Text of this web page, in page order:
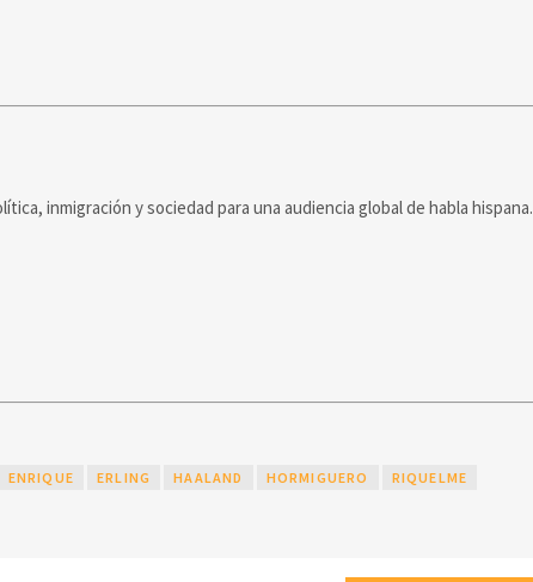
inmigración y sociedad para una audiencia global de habla hispana.
ENRIQUE ERLING HAALAND HORMIGUERO RIQUELME